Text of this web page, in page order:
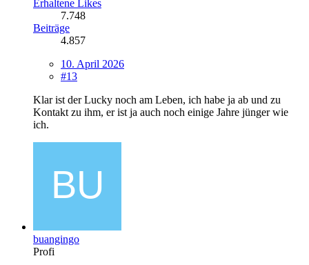
Erhaltene Likes
7.748
Beiträge
4.857
10. April 2026
#13
Klar ist der Lucky noch am Leben, ich habe ja ab und zu
Kontakt zu ihm, er ist ja auch noch einige Jahre jünger wie
ich.
buangingo
Profi